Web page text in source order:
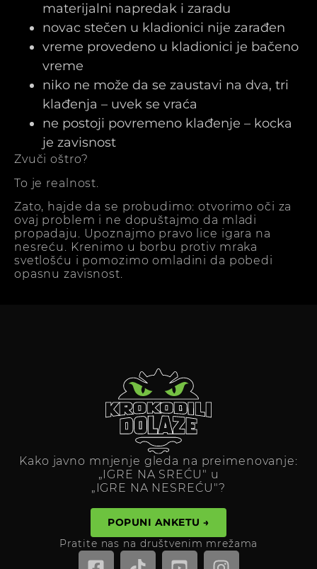
materijalni napredak i zaradu
novac stečen u kladionici nije zarađen
vreme provedeno u kladionici je bačeno
vreme
niko ne može da se zaustavi na dva, tri
klađenja – uvek se vraća
ne postoji povremeno klađenje – kocka
je zavisnost
Zvuči oštro?
To je realnost.
Zato, hajde da se probudimo: otvorimo oči za
ovaj problem i ne dopuštajmo da mladi
propadaju. Upoznajmo pravo lice igara na
nesreću. Krenimo u borbu protiv mraka
svetlošću i pomozimo omladini da pobedi
opasnu zavisnost.
Kako javno mnjenje gleda na preimenovanje:
„IGRE NA SREĆU" u
„IGRE NA NESREĆU"?
POPUNI ANKETU →
Pratite nas na društvenim mrežama